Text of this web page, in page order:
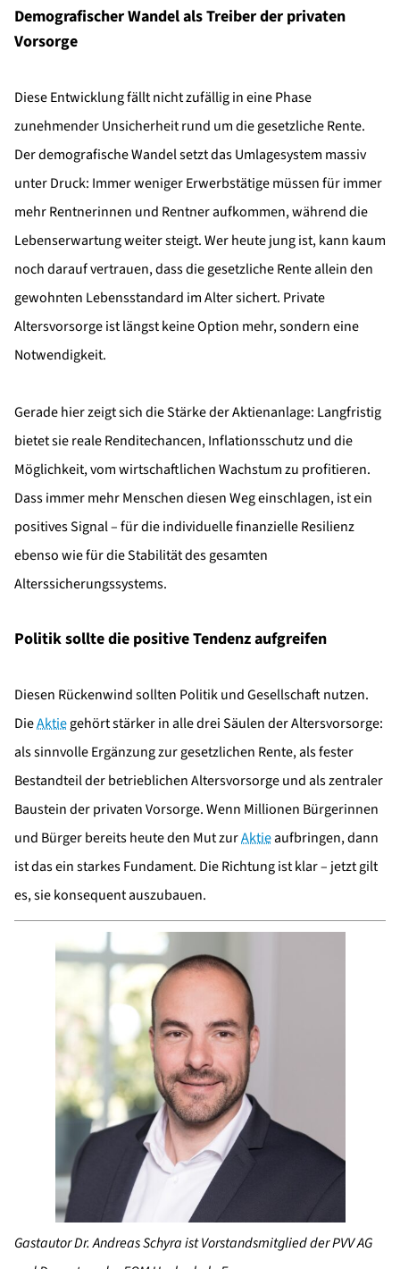
Demografischer Wandel als Treiber der privaten
Vorsorge
Diese Entwicklung fällt nicht zufällig in eine Phase
zunehmender Unsicherheit rund um die gesetzliche Rente.
Der demografische Wandel setzt das Umlagesystem massiv
unter Druck: Immer weniger Erwerbstätige müssen für immer
mehr Rentnerinnen und Rentner aufkommen, während die
Lebenserwartung weiter steigt. Wer heute jung ist, kann kaum
noch darauf vertrauen, dass die gesetzliche Rente allein den
gewohnten Lebensstandard im Alter sichert. Private
Altersvorsorge ist längst keine Option mehr, sondern eine
Notwendigkeit.
Gerade hier zeigt sich die Stärke der Aktienanlage: Langfristig
bietet sie reale Renditechancen, Inflationsschutz und die
Möglichkeit, vom wirtschaftlichen Wachstum zu profitieren.
Dass immer mehr Menschen diesen Weg einschlagen, ist ein
positives Signal – für die individuelle finanzielle Resilienz
ebenso wie für die Stabilität des gesamten
Alterssicherungssystems.
Politik sollte die positive Tendenz aufgreifen
Diesen Rückenwind sollten Politik und Gesellschaft nutzen.
DieAktiegehört stärker in alle drei Säulen der Altersvorsorge:
als sinnvolle Ergänzung zur gesetzlichen Rente, als fester
Bestandteil der betrieblichen Altersvorsorge und als zentraler
Baustein der privaten Vorsorge. Wenn Millionen Bürgerinnen
und Bürger bereits heute den Mut zurAktieaufbringen, dann
ist das ein starkes Fundament. Die Richtung ist klar – jetzt gilt
es, sie konsequent auszubauen.
Gastautor Dr. Andreas Schyra ist Vorstandsmitglied der PVV AG